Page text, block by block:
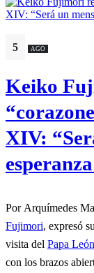
5 AGO
Keiko
XIV:
Fujimori, expresó
visita del Papa
con los brazos